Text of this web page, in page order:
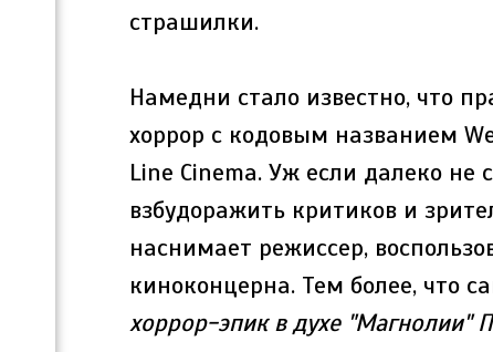
страшилки.
Намедни стало известно, что
хоррор с кодовым названием
Line Cinema. Уж если далеко
взбудоражить критиков и
наснимает режиссер,
киноконцерна. Тем более, что
хоррор-эпик в духе "Магнолии"